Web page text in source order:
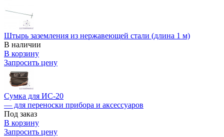
Штырь заземления из нержавеющей стали (длина 1 м)
В наличии
В корзину
Запросить цену
Сумка для ИС-20
— для переноски прибора и аксессуаров
Под заказ
В корзину
Запросить цену